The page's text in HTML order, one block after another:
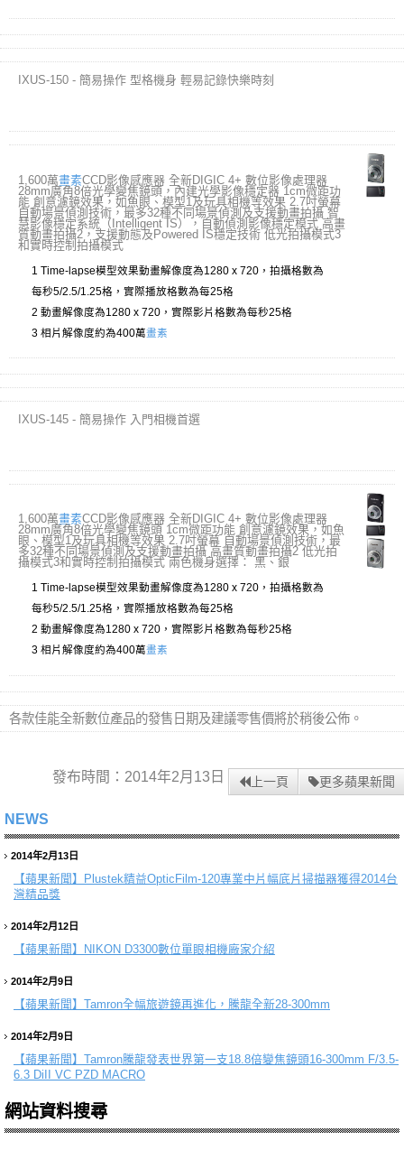
IXUS-150 - 簡易操作 型格機身 輕易記錄快樂時刻
1,600萬畫素CCD影像感應器 全新DIGIC 4+ 數位影像處理器
28mm廣角8倍光學變焦鏡頭，內建光學影像穩定器 1cm微距功
能 創意濾鏡效果，如魚眼、模型1及玩具相機等效果 2.7吋螢幕
自動場景偵測技術，最多32種不同場景偵測及支援動畫拍攝 智
慧影像穩定系統（Intelligent IS），自動偵測影像穩定模式 高畫
質動畫拍攝2，支援動態及Powered IS穩定技術 低光拍攝模式3
和實時控制拍攝模式
1 Time-lapse模型效果動畫解像度為1280 x 720，拍攝格數為
每秒5/2.5/1.25格，實際播放格數為每25格
2 動畫解像度為1280 x 720，實際影片格數為每秒25格
3 相片解像度約為400萬畫素
IXUS-145 - 簡易操作 入門相機首選
1,600萬畫素CCD影像感應器 全新DIGIC 4+ 數位影像處理器
28mm廣角8倍光學變焦鏡頭 1cm微距功能 創意濾鏡效果，如魚
眼、模型1及玩具相機等效果 2.7吋螢幕 自動場景偵測技術，最
多32種不同場景偵測及支援動畫拍攝 高畫質動畫拍攝2 低光拍
攝模式3和實時控制拍攝模式 兩色機身選擇： 黑、銀
1 Time-lapse模型效果動畫解像度為1280 x 720，拍攝格數為
每秒5/2.5/1.25格，實際播放格數為每25格
2 動畫解像度為1280 x 720，實際影片格數為每秒25格
3 相片解像度約為400萬畫素
各款佳能全新數位產品的發售日期及建議零售價將於稍後公佈。
發布時間：2014年2月13日 上一頁 更多蘋果新聞
NEWS
2014年2月13日
【蘋果新聞】 Plustek精益OpticFilm-120專業中片幅底片掃描器獲得2014台
灣精品獎
2014年2月12日
【蘋果新聞】 NIKON D3300數位單眼相機廠家介紹
2014年2月9日
【蘋果新聞】 Tamron全幅旅遊鏡再進化，騰龍全新28-300mm
2014年2月9日
【蘋果新聞】 Tamron騰龍發表世界第一支18.8倍變焦鏡頭16-300mm F/3.5-
6.3 DiII VC PZD MACRO
網站資料搜尋